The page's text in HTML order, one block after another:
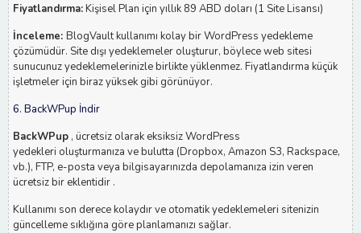
Fiyatlandırma:Kişisel Plan için yıllık 89 ABD doları (1 Site Lisansı)
İnceleme: BlogVault kullanımı kolay bir WordPress yedekleme
çözümüdür. Site dışı yedeklemeler oluşturur, böylece web sitesi
sunucunuz yedeklemelerinizle birlikte yüklenmez. Fiyatlandırma küçük
işletmeler için biraz yüksek gibi görünüyor.
6. BackWPup İndir
BackWPup , ücretsiz olarak eksiksiz WordPress
yedekleri oluşturmanıza ve bulutta (Dropbox, Amazon S3, Rackspace,
vb.), FTP, e-posta veya bilgisayarınızda depolamanıza izin veren
ücretsiz bir eklentidir .
Kullanımı son derece kolaydır ve otomatik yedeklemeleri sitenizin
güncelleme sıklığına göre planlamanızı sağlar.